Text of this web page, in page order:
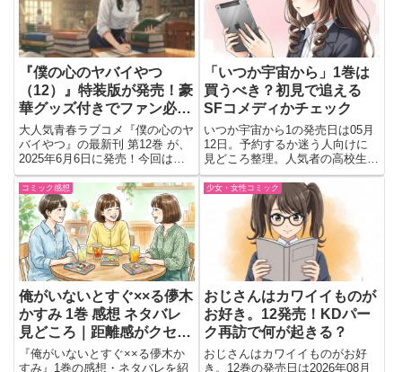
『僕の心のヤバイやつ
（12）』特装版が発売！豪
華グッズ付きでファン必
見！
大人気青春ラブコメ『僕の心のヤ
バイやつ』の最新刊 第12巻 が、
2025年6月6日に発売！今回は、
描き下ろし満載の豪華特装版が登
場！ファンにはたまらない内容と
なっています。📘 書籍情報 タイ
トル：僕の心のヤバイやつ
（12）【特装版】 著者：...
「いつか宇宙から」1巻は
買うべき？初見で追える
SFコメディかチェック
いつか宇宙から1の発売日は05月
12日。予約するか迷う人向けに
見どころ整理。人気者の高校生が
誕生日に宇宙人とのハーフだと知
らされる第1話級の衝撃導入をわ
かりやすく紹介
コミック感想
俺がいないとすぐ××る儚木
かすみ 1巻 感想 ネタバレ
見どころ｜距離感がクセに
なる青春ラブコメ
『俺がいないとすぐ××る儚木か
すみ』1巻の感想・ネタバレを紹
少女・女性コミック
おじさんはカワイイものが
お好き。12発売！KDパー
ク再訪で何が起きる？
おじさんはカワイイものがお好
き。12巻の発売日は2026年08月